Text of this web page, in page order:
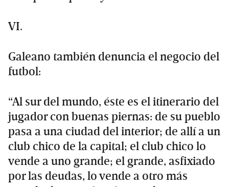
VI.
Galeano también denuncia el negocio del
futbol:
“Al sur del mundo, éste es el itinerario del
jugador con buenas piernas: de su pueblo
pasa a una ciudad del interior; de allí a un
club chico de la capital; el club chico lo
vende a uno grande; el grande, asfixiado
por las deudas, lo vende a otro más